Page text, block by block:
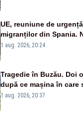
UE, reuniune de
migranților din Spania.
semnat scrisoarea
1 aug. 2026, 20:24
Tragedie în Buzău. Doi
după ce mașina în care
violent de un copac
1 aug. 2026, 20:37